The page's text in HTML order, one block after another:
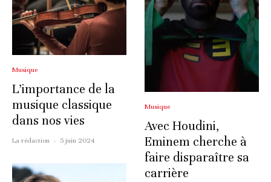
Musique
L’importance de la
musique classique
dans nos vies
La rédaction · 5 juin 2024
Musique
Avec Houdini,
Eminem cherche à
faire disparaître sa
carrière